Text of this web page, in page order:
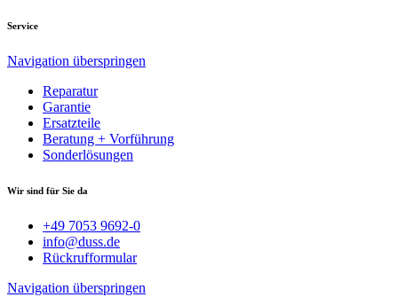
Service
Navigation überspringen
Reparatur
Garantie
Ersatzteile
Beratung + Vorführung
Sonderlösungen
Wir sind für Sie da
+49 7053 9692-0
info@duss.de
Rückrufformular
Navigation überspringen